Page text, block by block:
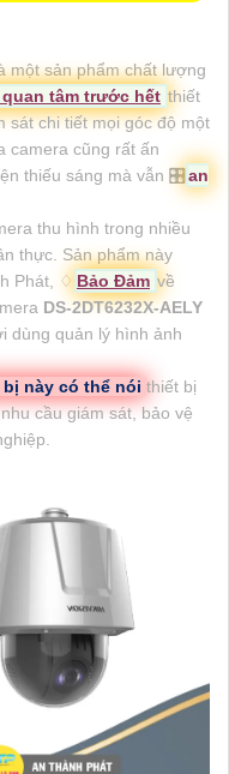
một sản phẩm chất lượng
tâm trước hết thiết
sát chi tiết mọi góc độ một
camera cũng rất ấn
thiếu sáng mà vẫn 🎛 an
thu hình trong nhiều
thực. Sản phẩm này
Phát, ♢ Bảo Đảm về
DS-2DT6232X-AELY
dùng quản lý hình ảnh
này có thể nói thiết bị
cầu giám sát, bảo vệ